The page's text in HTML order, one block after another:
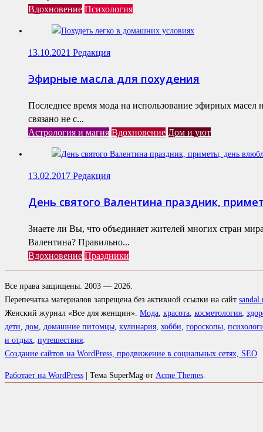
Вдохновение Психология
13.10.2021 Редакция
Эфирные масла для похудения
Последнее время мода на использование эфирных масел
связано не с...
Астрология и магия Вдохновение Дом и уют
13.02.2017 Редакция
День святого Валентина праздник,
Знаете ли Вы, что объединяет жителей многих стран
Валентина? Правильно...
Вдохновение Праздники
Все права защищены. 2003 — 2026.
Перепечатка материалов запрещена без активной ссылки на сайт
Женский журнал «Все для женщин». Мода, красота, косметология,
дети, дом, домашние питомцы, кулинария, хобби, гороскопы,
и отдых, путешествия.
Создание сайтов на WordPress, продвижение в социальных сетях, SEO
Работает на WordPress Тема SuperMag от Acme Themes.